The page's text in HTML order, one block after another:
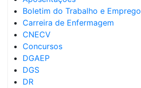
Boletim do Trabalho e Emprego
Carreira de Enfermagem
CNECV
Concursos
DGAEP
DGS
DR